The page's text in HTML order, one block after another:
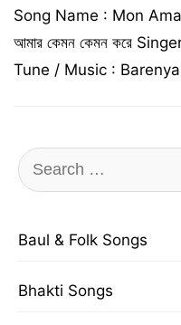
Song Name : Mon
আমার কেমন কেমন করে
Tune / Music :
Search
for:
Baul & Folk Songs
Bhakti Songs